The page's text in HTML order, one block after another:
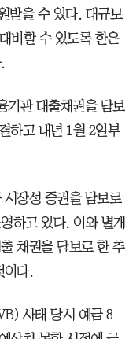
받을 수 있다. 대규모
비할 수 있도록 한은
기관 대출채권을 담보
하고 내년 1월 2일부
장성 증권을 담보로
하고 있다. 이와 별개
채권을 담보로 한 추
이다.
사태 당시 예금 8